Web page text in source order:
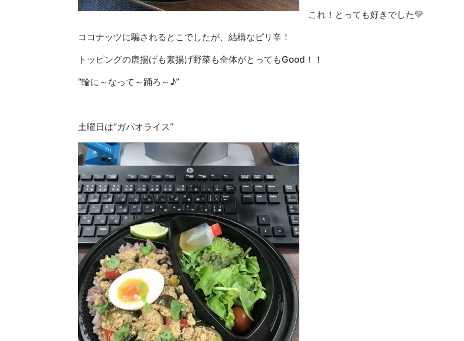
これ！とっても好きでした💛
ココナッツに騙されるとこでしたが、結構なピリ辛！
トッピングの唐揚げも素揚げ野菜も全体がとってもGood！！
“輪に～なって～踊ろ～♪”
土曜日は“ガパオライス”